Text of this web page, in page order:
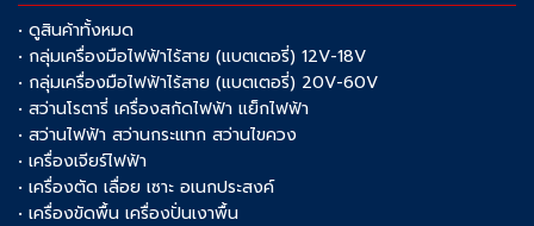
• ดูสินค้าทั้งหมด
• กลุ่มเครื่องมือไฟฟ้าไร้สาย (แบตเตอรี่) 12V-18V
• กลุ่มเครื่องมือไฟฟ้าไร้สาย (แบตเตอรี่) 20V-60V
• สว่านโรตารี่ เครื่องสกัดไฟฟ้า แย็กไฟฟ้า
• สว่านไฟฟ้า สว่านกระแทก สว่านไขควง
• เครื่องเจียร์ไฟฟ้า
• เครื่องตัด เลื่อย เซาะ อเนกประสงค์
• เครื่องขัดพื้น เครื่องปั่นเงาพื้น